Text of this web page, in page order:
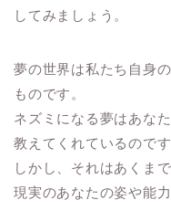
してみましょう。
夢の世界は私たち自身
ものです。
ネズミになる夢はあな
教えてくれているのです
しかし、それはあくま
現実のあなたの姿や能